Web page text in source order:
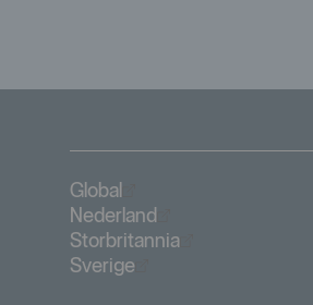
Global
Nederland
Storbritannia
Sverige